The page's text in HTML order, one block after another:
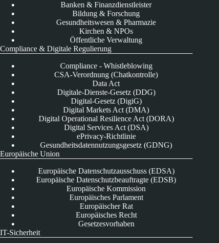
Banken & Finanzdienstleister
Bildung & Forschung
Gesundheitswesen & Pharmazie
Kirchen & NPOs
Öffentliche Verwaltung
Compliance & Digitale Regulierung
Compliance - Whistleblowing
CSA-Verordnung (Chatkontrolle)
Data Act
Digitale-Dienste-Gesetz (DDG)
Digital-Gesetz (DigiG)
Digital Markets Act (DMA)
Digital Operational Resilience Act (DORA)
Digital Services Act (DSA)
ePrivacy-Richtlinie
Gesundheitsdatennutzungsgesetz (GDNG)
Europäische Union
Europäische Datenschutzausschuss (EDSA)
Europäische Datenschutzbeauftragte (EDSB)
Europäische Kommission
Europäisches Parlament
Europäischer Rat
Europäisches Recht
Gesetzesvorhaben
IT-Sicherheit